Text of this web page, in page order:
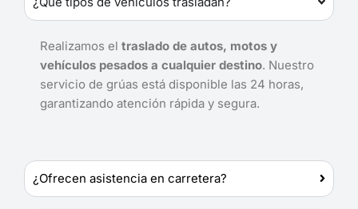
Realizamos el traslado de autos, motos y
vehículos pesados a cualquier destino. Nuestro
servicio de grúas está disponible las 24 horas,
garantizando atención rápida y segura.
¿Ofrecen asistencia en carretera?